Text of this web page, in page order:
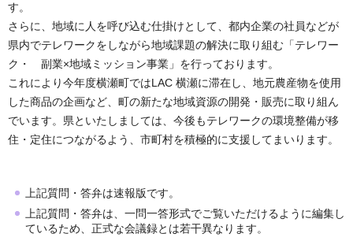
す。
さらに、地域に人を呼び込む仕掛けとして、都内企業の社員などが
県内でテレワークをしながら地域課題の解決に取り組む「テレワー
ク・ 副業×地域ミッション事業」を行っております。
これにより今年度横瀬町ではLAC 横瀬に滞在し、地元農産物を使用
した商品の企画など、町の新たな地域資源の開発・販売に取り組ん
でいます。県といたしましては、今後もテレワークの環境整備が移
住・定住につながるよう、市町村を積極的に支援してまいります。
上記質問・答弁は速報版です。
上記質問・答弁は、一問一答形式でご覧いただけるように編集し
ているため、正式な会議録とは若干異なります。